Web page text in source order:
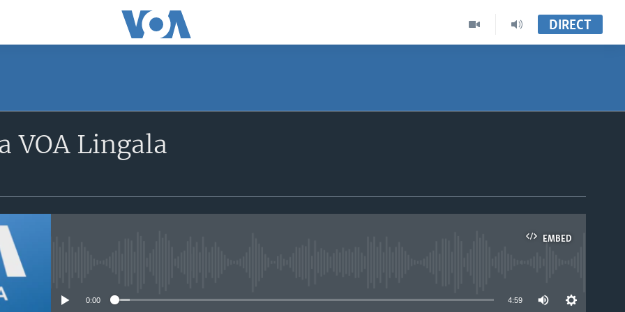
DIRECT
VOA Lingala
EMBED
0:00 4:59